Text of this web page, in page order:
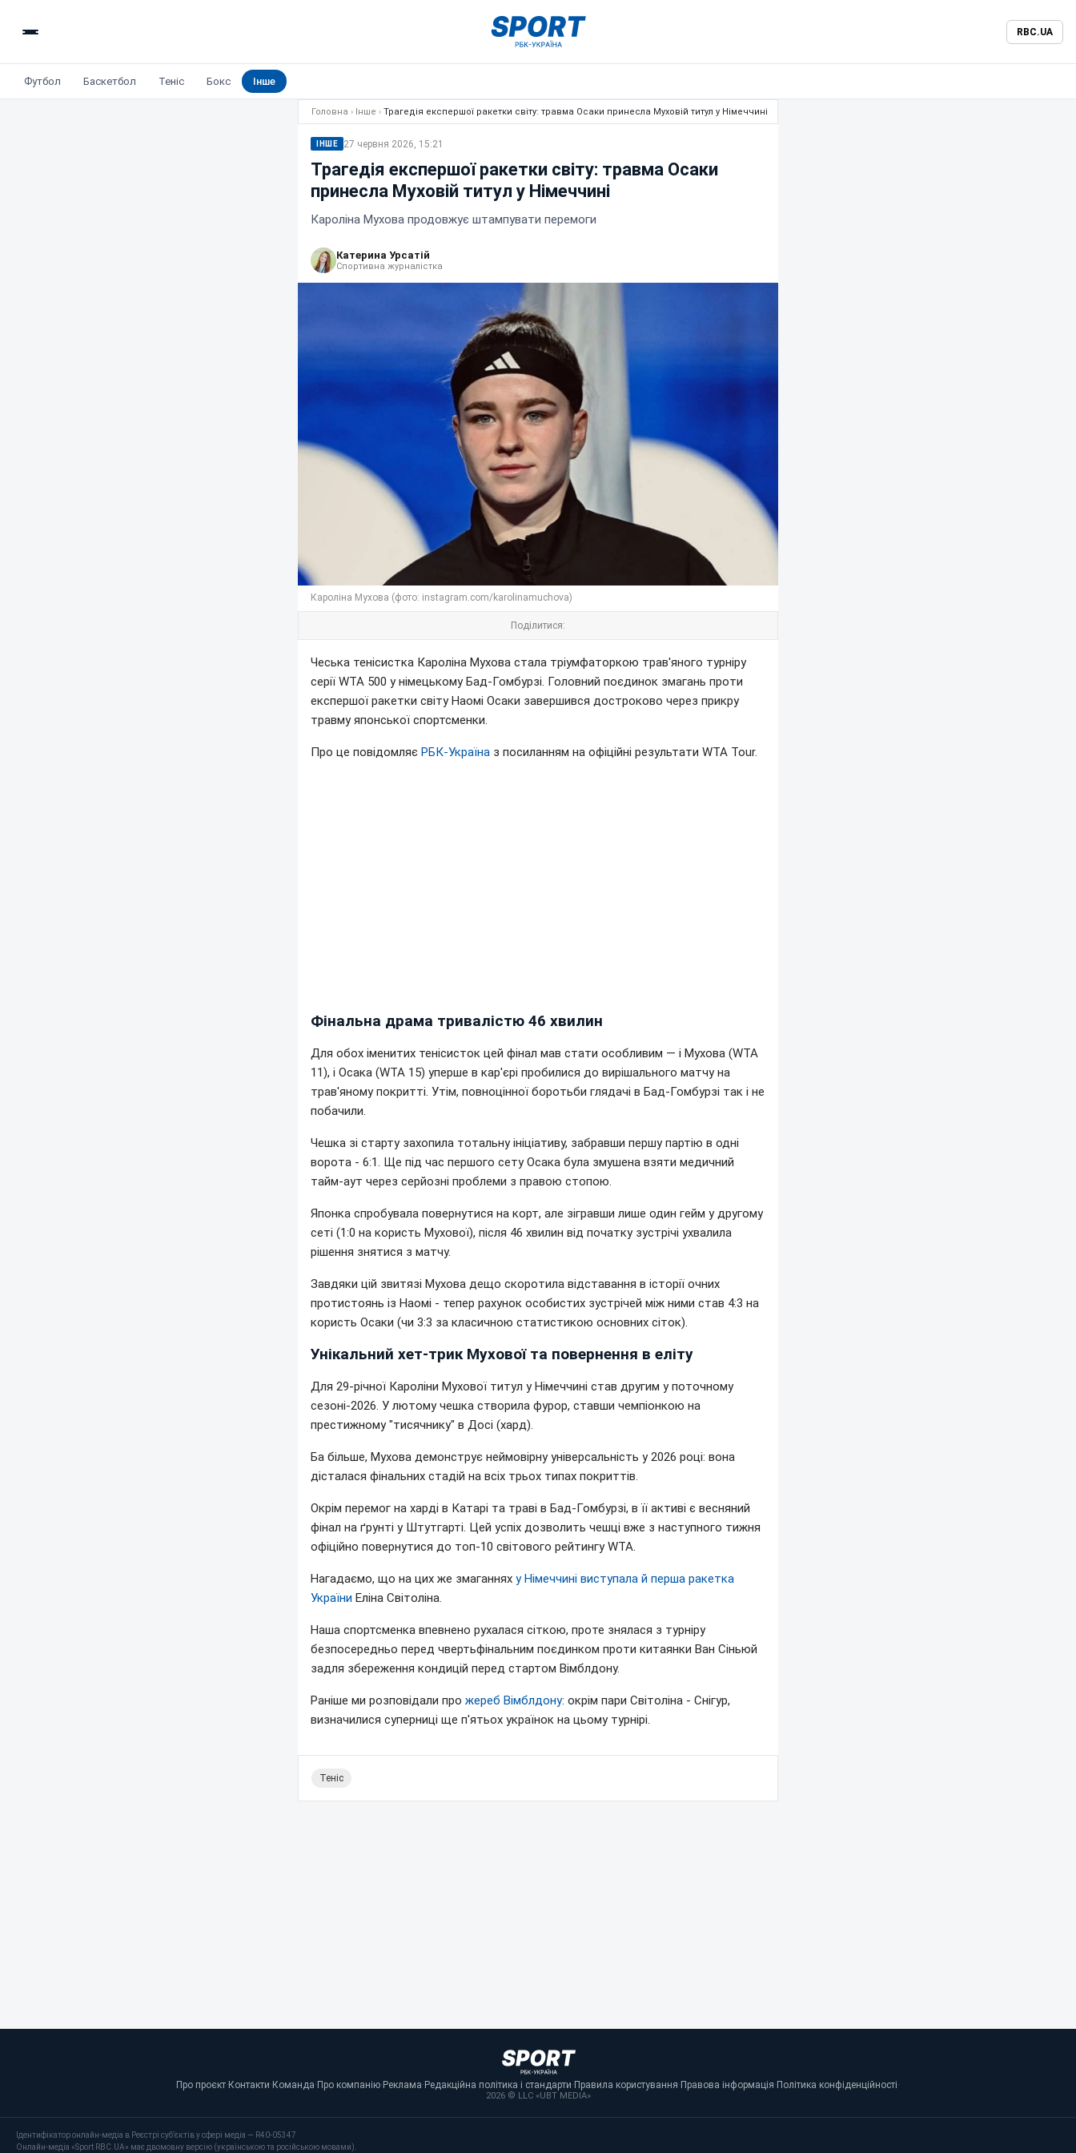
RBC.UA
Футбол Баскетбол Теніс Бокс Інше
Головна › Інше › Трагедія експершої ракетки світу: травма Осаки принесла Муховій титул у Німеччині
ІНШЕ 27 червня 2026, 15:21
Трагедія експершої ракетки світу: травма Осаки
принесла Муховій титул у Німеччині
Кароліна Мухова продовжує штампувати перемоги
Катерина Урсатій
Спортивна журналістка
Кароліна Мухова (фото: instagram.com/karolinamuchova)
Поділитися:
Чеська тенісистка Кароліна Мухова стала тріумфаторкою трав'яного турніру
серії WTA 500 у німецькому Бад-Гомбурзі. Головний поєдинок змагань проти
експершої ракетки світу Наомі Осаки завершився достроково через прикру
травму японської спортсменки.
Про це повідомляє РБК-Україна з посиланням на офіційні результати WTA Tour.
Фінальна драма тривалістю 46 хвилин
Для обох іменитих тенісисток цей фінал мав стати особливим — і Мухова (WTA
11), і Осака (WTA 15) уперше в кар'єрі пробилися до вирішального матчу на
трав'яному покритті. Утім, повноцінної боротьби глядачі в Бад-Гомбурзі так і не
побачили.
Чешка зі старту захопила тотальну ініціативу, забравши першу партію в одні
ворота - 6:1. Ще під час першого сету Осака була змушена взяти медичний
тайм-аут через серйозні проблеми з правою стопою.
Японка спробувала повернутися на корт, але зігравши лише один гейм у другому
сеті (1:0 на користь Мухової), після 46 хвилин від початку зустрічі ухвалила
рішення знятися з матчу.
Завдяки цій звитязі Мухова дещо скоротила відставання в історії очних
протистоянь із Наомі - тепер рахунок особистих зустрічей між ними став 4:3 на
користь Осаки (чи 3:3 за класичною статистикою основних сіток).
Унікальний хет-трик Мухової та повернення в еліту
Для 29-річної Кароліни Мухової титул у Німеччині став другим у поточному
сезоні-2026. У лютому чешка створила фурор, ставши чемпіонкою на
престижному "тисячнику" в Досі (хард).
Ба більше, Мухова демонструє неймовірну універсальність у 2026 році: вона
дісталася фінальних стадій на всіх трьох типах покриттів.
Окрім перемог на харді в Катарі та траві в Бад-Гомбурзі, в її активі є весняний
фінал на ґрунті у Штутгарті. Цей успіх дозволить чешці вже з наступного тижня
офіційно повернутися до топ-10 світового рейтингу WTA.
Нагадаємо, що на цих же змаганнях у Німеччині виступала й перша ракетка
України Еліна Світоліна.
Наша спортсменка впевнено рухалася сіткою, проте знялася з турніру
безпосередньо перед чвертьфінальним поєдинком проти китаянки Ван Сіньюй
задля збереження кондицій перед стартом Вімблдону.
Раніше ми розповідали про жереб Вімблдону: окрім пари Світоліна - Снігур,
визначилися суперниці ще п'ятьох українок на цьому турнірі.
Теніс
Про проєкт· Контакти· Команда· Про компанію· Реклама· Редакційна політика і стандарти· Правила користування· Правова інформація· Політика конфіденційності·
2026 © LLC «UBT MEDIA»
Ідентифікатор онлайн-медіа в Реєстрі суб’єктів у сфері медіа — R40-05347
Онлайн-медіа «Sport RBC.UA» має двомовну версію (українською та російською мовами).